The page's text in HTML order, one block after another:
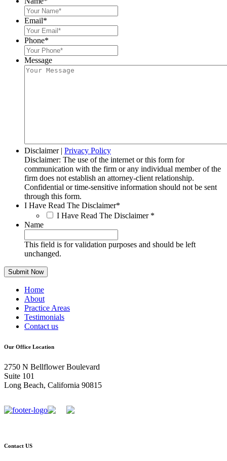
Email*
Phone*
Message
Disclaimer| Privacy Policy
Disclaimer: The use of the internet or this form for
communication with the firm or any individual member of the
firm does not establish an attorney-client relationship.
Confidential or time-sensitive information should not be sent
through this form.
I Have Read The Disclaimer*
I Have Read The Disclaimer *
Name
This field is for validation purposes and should be left
unchanged.
Home
About
Practice Areas
Testimonials
Contact us
Our Office Location
2750 N Bellflower Boulevard
Suite 101
Long Beach, California 90815
Contact US